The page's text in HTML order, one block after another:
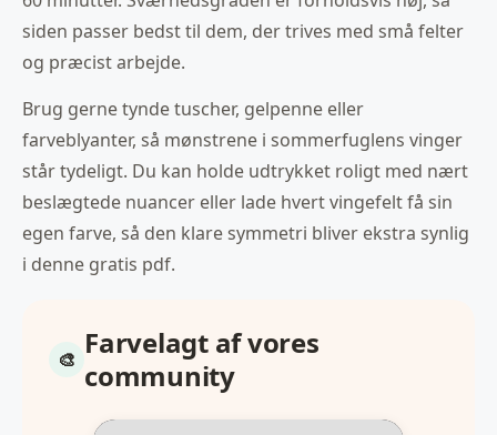
siden passer bedst til dem, der trives med små felter
og præcist arbejde.
Brug gerne tynde tuscher, gelpenne eller
farveblyanter, så mønstrene i sommerfuglens vinger
står tydeligt. Du kan holde udtrykket roligt med nært
beslægtede nuancer eller lade hvert vingefelt få sin
egen farve, så den klare symmetri bliver ekstra synlig
i denne gratis pdf.
Farvelagt af vores
community